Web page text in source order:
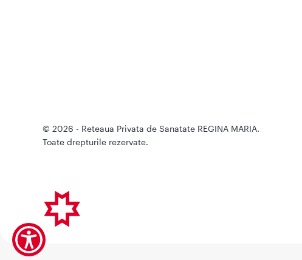
© 2026 - Reteaua Privata de Sanatate REGINA MARIA.
Toate drepturile rezervate.